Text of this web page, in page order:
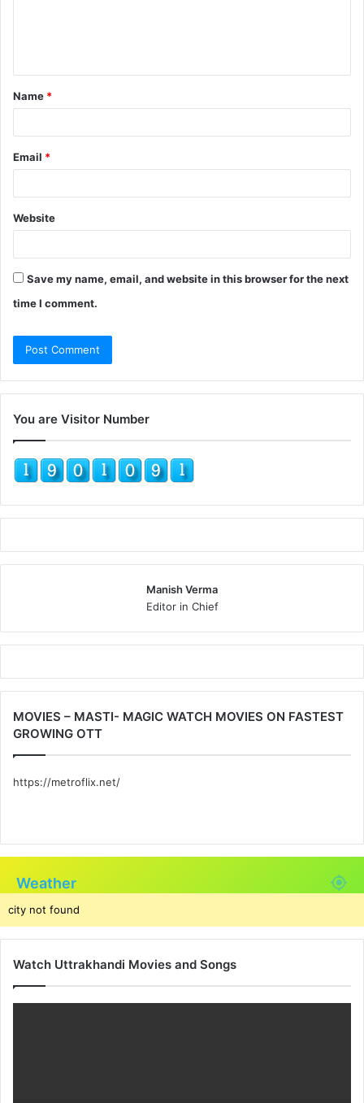
t
*
Name *
Email *
Website
Save my name, email, and website in this browser for the next
time I comment.
You are Visitor Number
Manish Verma
Editor in Chief
MOVIES – MASTI- MAGIC WATCH MOVIES ON FASTEST
GROWING OTT
https://metroflix.net/
Weather
city not found
Watch Uttrakhandi Movies and Songs